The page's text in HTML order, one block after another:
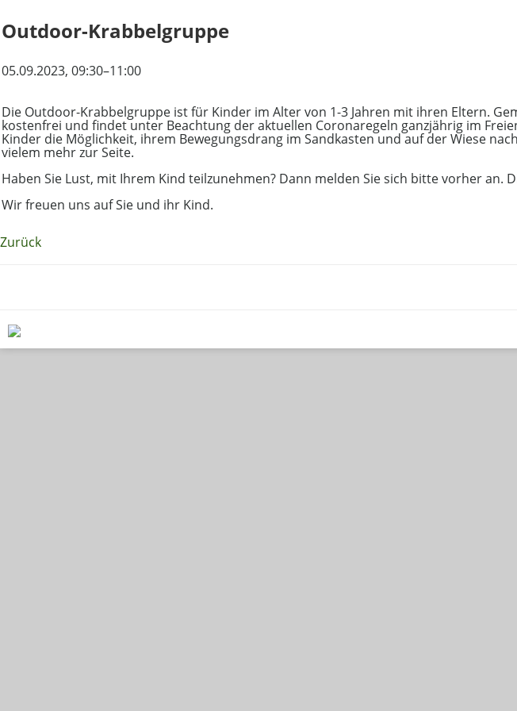
Outdoor-Krabbelgruppe
05.09.2023, 09:30–11:00
Die Outdoor-Krabbelgruppe ist für Kinder im Alter von 1-3 Jahren mit ihren Eltern.
kostenfrei und findet unter Beachtung der aktuellen Coronaregeln ganzjährig im
Kinder die Möglichkeit, ihrem Bewegungsdrang im Sandkasten und auf der Wiese
vielem mehr zur Seite.
Haben Sie Lust, mit Ihrem Kind teilzunehmen? Dann melden Sie sich bitte vorher an.
Wir freuen uns auf Sie und ihr Kind.
Zurück